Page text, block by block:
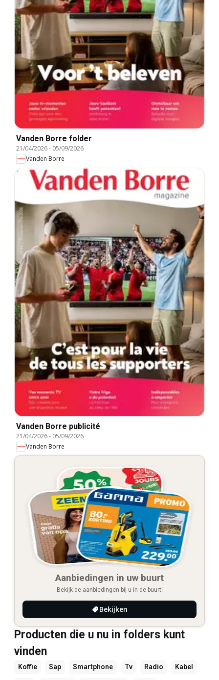
Vanden Borre folder
21/04/2026- 05/09/2026
Vanden Borre
Vanden Borre publicité
21/04/2026- 05/09/2026
Vanden Borre
Aanbiedingen in uw buurt
Bekijk de aanbiedingen bij u in de buurt!
Bekijken
Producten die u nu in folders kunt
vinden
Koffie Sap Smartphone Tv Radio Kabel